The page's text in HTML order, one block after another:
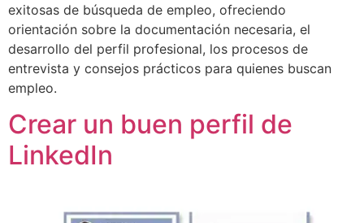
exitosas de búsqueda de empleo, ofreciendo
orientación sobre la documentación necesaria, el
desarrollo del perfil profesional, los procesos de
entrevista y consejos prácticos para quienes buscan
empleo.
Crear un buen perfil de
LinkedIn